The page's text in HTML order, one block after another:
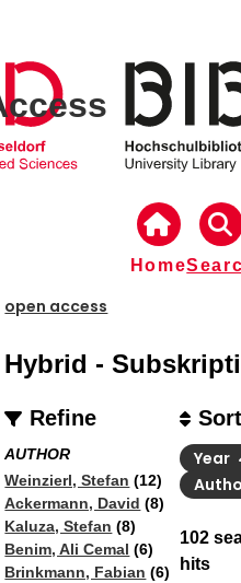
Home
open access
Hybrid -
Refine
AUTHOR
Weinzierl, Stefan (12)
Ackermann, David (8)
Kaluza, Stefan (8)
Benim, Ali Cemal (6)
Brinkmann, Fabian (6)
102
hits
Year